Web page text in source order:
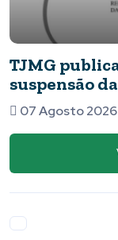
publica
da
2026